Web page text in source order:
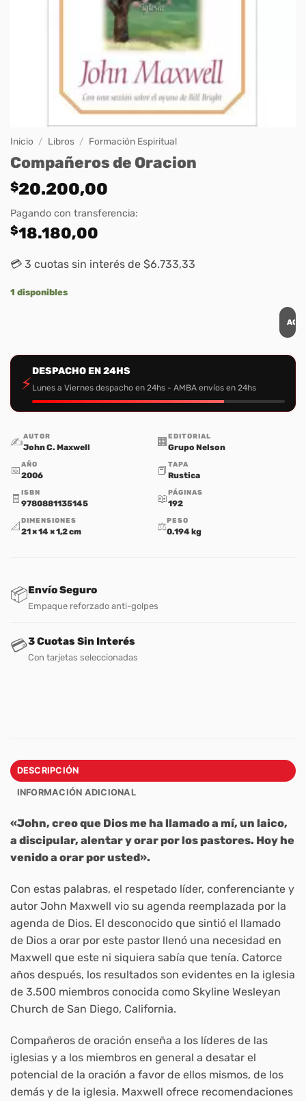
Inicio / Libros / Formación Espiritual
Compañeros de Oracion
$20.200,00
Pagando con transferencia:
$18.180,00
💳 3 cuotas sin interés de $6.733,33
1 disponibles
⚡
DESPACHO EN 24HS
Lunes a Viernes despacho en 24hs - AMBA envíos en 24hs
✍️AUTOR
John C. Maxwell 🏢 EDITORIAL
Grupo Nelson
📅AÑO
2006 📕 TAPA
Rustica
🧾 ISBN
9780881135145 📖PÁGINAS
192
📐 DIMENSIONES
21 × 14 × 1,2 cm ⚖️PESO
0.194 kg
📦Envío Seguro
Empaque reforzado anti-golpes
💳3 Cuotas Sin Interés
Con tarjetas seleccionadas
DESCRIPCIÓN
INFORMACIÓN ADICIONAL
«John, creo que Dios me ha llamado a mí, un laico,
a discipular, alentar y orar por los pastores. Hoy he
venido a orar por usted».
Con estas palabras, el respetado líder, conferenciante y
autor John Maxwell vio su agenda reemplazada por la
agenda de Dios. El desconocido que sintió el llamado
de Dios a orar por este pastor llenó una necesidad en
Maxwell que este ni siquiera sabía que tenía. Catorce
años después, los resultados son evidentes en la iglesia
de 3.500 miembros conocida como Skyline Wesleyan
Church de San Diego, California.
Compañeros de oración enseña a los líderes de las
iglesias y a los miembros en general a desatar el
potencial de la oración a favor de ellos mismos, de los
demás y de la iglesia. Maxwell ofrece recomendaciones